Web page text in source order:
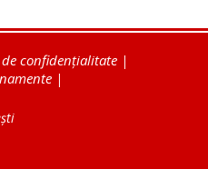
confidențialitate |
|